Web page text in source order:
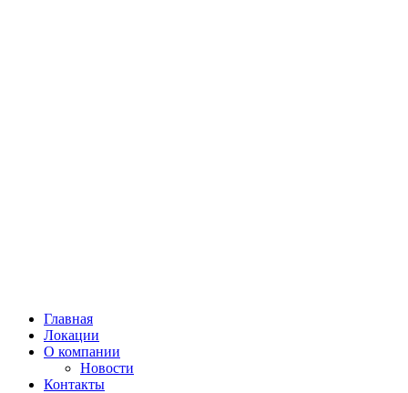
Главная
Локации
О компании
Новости
Контакты